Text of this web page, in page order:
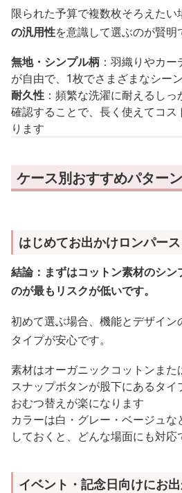
限られた予算で複数枚そろえたい
の汎用性を意識して選ぶのが賢明
無地・シンプル柄 ：羽織りやカ
が自由で、1枚でさまざまなシー
耐久性 ：頻繁な洗濯に耐えるし
確認することで、長く使えてコ
ります
ケース別おすすめパターン
はじめてお出かけロンパー
結論：まずはコットン素材のシ
のが最もリスクが低いです。
初めて選ぶ場合、機能とデザイ
タイプが安心です。
素材はオーガニックコットンまた
スナップボタンが股下にあるタ
おむつ替えが楽になります
カラーは白・グレー・ベージュ
しておくと、どんな場面にも対応
イベント・記念日向けにお